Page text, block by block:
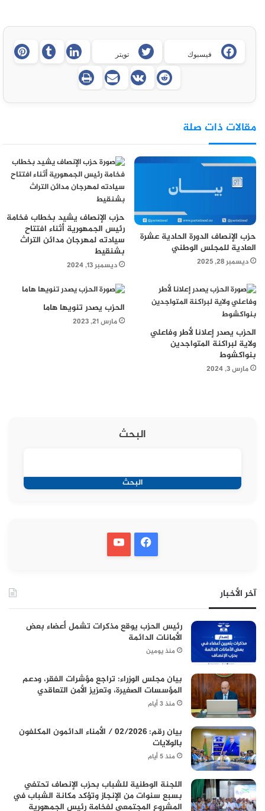
فيسبوك تويتر
مقالات ذات صلة
حزب الإنصاف الدورة الحادية عشرة
العادية للمجلس الوطني
ديسمبر 28, 2025
حزب الإنصاف يشيد بخطاب فخامة
رئيس الجمهورية أثناء افتتاح
سيادته لمهرجان مدائن التراث
بشنقيط
ديسمبر 13, 2024
الحزب يصدر إعلانا لأطر وفاعلي
ولاية لبراكنة المتواجدين
بنواكشوط
مارس 3, 2024
الحزب يصدر تنويها هاما
مارس 21, 2023
البحث
البحث
آخر الأخبار
رئيس الحزب يوقع مذكرات تشمل أعضاء بعض
الأمانات الدائمة
منذ يومين
بيان مجلس الوزراء: تراجع مؤشرات الفقر، ودعم
المؤسسات الصغيرة، وتعزيز الأمن التعاقدي
منذ 3 أيام
بيان رقم: 02/2026 / الأمناء الدائمون المكلفون
بالولايات
منذ 5 أيام
اللجنة الوطنية للشباب بحزب الإنصاف تحتفي
بسبع سنوات من الإنجاز وتؤكد مكانة الشباب في
المشروع المجتمعي لفخامة رئيس الجمهورية